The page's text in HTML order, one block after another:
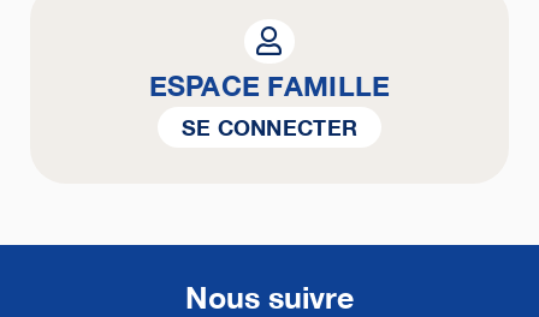
ESPACE FAMILLE
SE CONNECTER
Nous suivre